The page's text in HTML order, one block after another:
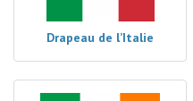
Drapeau de l’Italie